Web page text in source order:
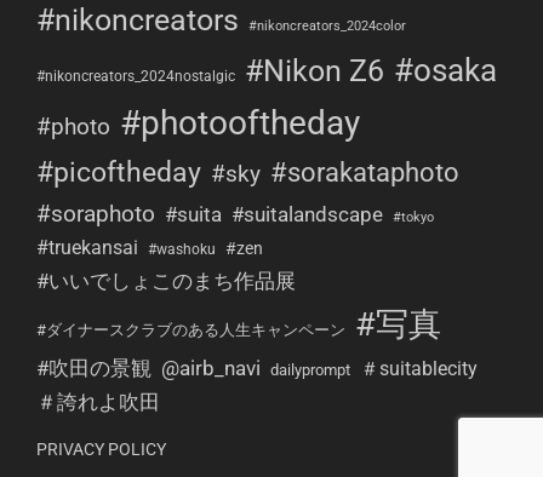
#nikoncreators #nikoncreators_2024color
#nikoncreators_2024nostalgic #Nikon Z6 #osaka
#photo #photooftheday
#picoftheday #sky #sorakataphoto
#soraphoto #suita #suitalandscape #tokyo
#truekansai #washoku #zen
#いいでしょこのまち作品展
#ダイナースクラブのある人生キャンペーン #写真
#吹田の景観 @airb_navi dailyprompt ＃suitablecity
＃誇れよ吹田
PRIVACY POLICY